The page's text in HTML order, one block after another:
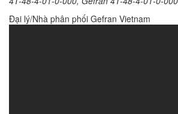
Đại lý/Nhà phân phối Gefran Vietnam